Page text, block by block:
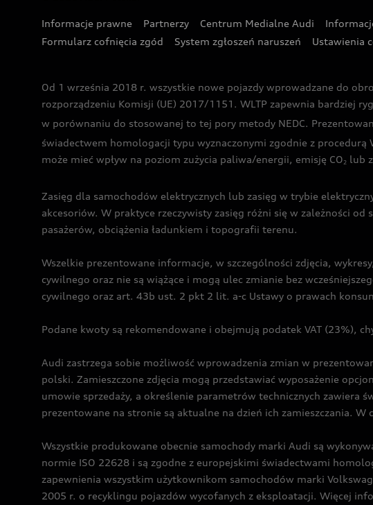
Informacje prawne Partnerzy Centrum Medialne Audi
Formularz cofnięcia zgód
System zgłoszeń naruszeń Ustawienia
Od 1 września 2018 r. wszystkie nowe pojazdy wprowadzane do
rozporządzeniu Komisji (UE) 2017/1151. WLTP zapewnia bardziej
w porównaniu do stosowanej to tej pory metody NEDC.
świadectwem homologacji typu wyznaczonymi zgodnie z procedurą
może mieć wpływ na poziom zużycia paliwa/energii, emisję CO2 lub
Zasięg dla samochodów elektrycznych lub zasięg w trybie
akcesoriów. W praktyce rzeczywisty zasięg różni się w zależności
pasażerów, obciążenia ładunkiem i topografii terenu.
Wszelkie prezentowane informacje, w szczególności zdjęcia,
cywilnego oraz nie są wiążące i mogą ulec zmianie bez
cywilnego oraz art. 43b ust. 2 pkt 2 lit. a-c Ustawy o prawach
Podane kwoty są rekomendowane i obejmują podatek VAT (23%),
Audi zastrzega sobie możliwość wprowadzenia zmian w
polski. Zamieszczone zdjęcia mogą przedstawiać wyposażenie
umowie sprzedaży, a określenie parametrów technicznych zawiera
prezentowane na stronie są aktualne na dzień ich zamieszczania.
Wszystkie produkowane obecnie samochody marki Audi są
normie ISO 22628 i są zgodne z europejskimi świadectwami
zapewnienia wszystkim użytkownikom samochodów marki
2005 r. o recyklingu pojazdów wycofanych z eksploatacji. Więcej